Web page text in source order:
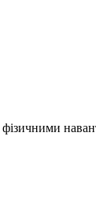
фізичними